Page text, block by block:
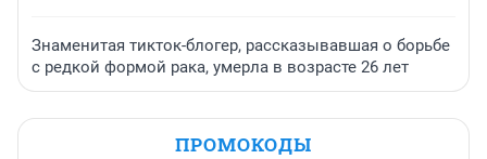
Знаменитая тикток-блогер, рассказывавшая о борьбе
с редкой формой рака, умерла в возрасте 26 лет
ПРОМОКОДЫ